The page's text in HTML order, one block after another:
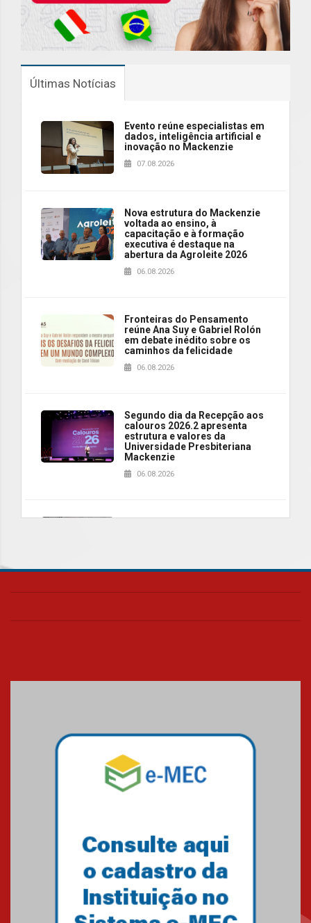
Últimas Notícias
Evento reúne especialistas em
dados, inteligência artificial e
inovação no Mackenzie
07.08.2026
Nova estrutura do Mackenzie
voltada ao ensino, à
capacitação e à formação
executiva é destaque na
abertura da Agroleite 2026
06.08.2026
Fronteiras do Pensamento
reúne Ana Suy e Gabriel Rolón
em debate inédito sobre os
caminhos da felicidade
06.08.2026
Segundo dia da Recepção aos
calouros 2026.2 apresenta
estrutura e valores da
Universidade Presbiteriana
Mackenzie
06.08.2026
realizará nova edição da Feira
04.08.2026
Mackenzie recepciona os
calouros do segundo semestre
Como o Colégio Mackenzie
Brasília prepara seus
estudantes para o PAS antes
mesmo do Ensino Médio